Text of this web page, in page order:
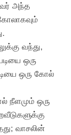
அந்த
வந்து,
ஒரு
ஒரு கோல்
நீளமும் ஒரு
வாசலின்